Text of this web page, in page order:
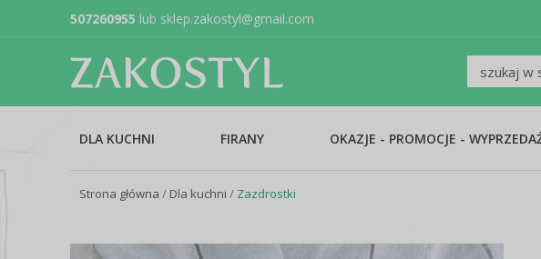
507260955 lub sklep.zakostyl@gmail.com
DLA KUCHNI FIRANY OKAZJE - PROMOCJE -
Strona główna / Dla kuchni / Zazdrostki